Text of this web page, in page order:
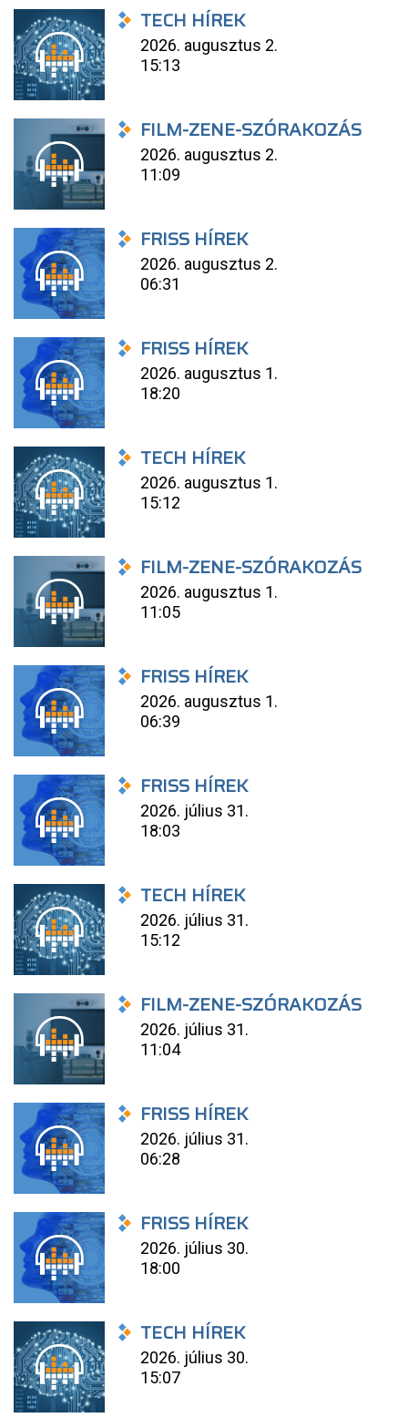
TECH HÍREK
2026. augusztus 2.
15:13
FILM-ZENE-SZÓRAKOZÁS
2026. augusztus 2.
11:09
FRISS HÍREK
2026. augusztus 2.
06:31
FRISS HÍREK
2026. augusztus 1.
18:20
TECH HÍREK
2026. augusztus 1.
15:12
FILM-ZENE-SZÓRAKOZÁS
2026. augusztus 1.
11:05
FRISS HÍREK
2026. augusztus 1.
06:39
FRISS HÍREK
2026. július 31.
18:03
TECH HÍREK
2026. július 31.
15:12
FILM-ZENE-SZÓRAKOZÁS
2026. július 31.
11:04
FRISS HÍREK
2026. július 31.
06:28
FRISS HÍREK
2026. július 30.
18:00
TECH HÍREK
2026. július 30.
15:07